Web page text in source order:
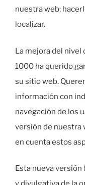
nuestra web;
localizar.
La mejora del nivel
1000 ha querido
su sitio web.
información con
navegación de los
versión de nuestra
en cuenta estos
Esta nueva